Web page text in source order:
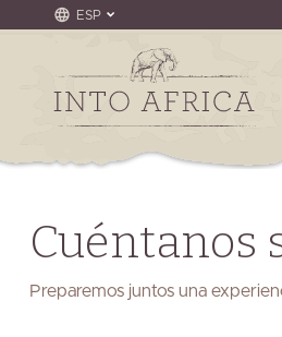
ESP
Cuéntanos
Preparemos juntos una